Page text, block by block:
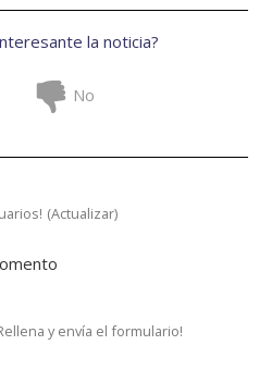
la noticia?
No
(Actualizar)
y envía el formulario!